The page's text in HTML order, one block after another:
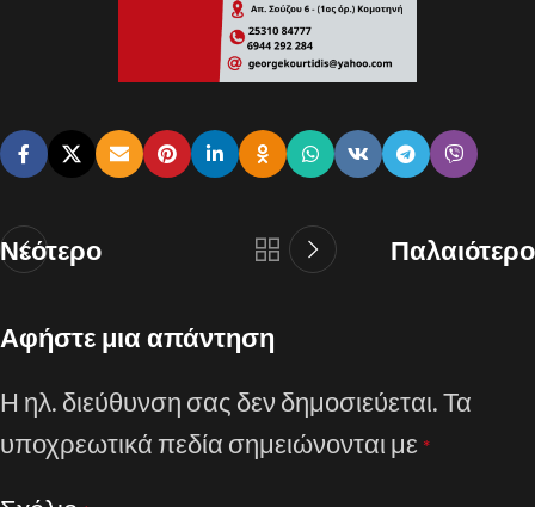
Νεότερο Παλαιότερο
Αφήστε μια απάντηση
Η ηλ. διεύθυνση σας δεν δημοσιεύεται.Τα
υποχρεωτικά πεδία σημειώνονται με *